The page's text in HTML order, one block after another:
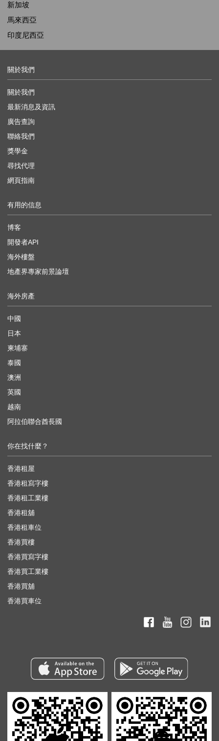
新加坡
馬來西亞
印度尼西亞
關於我們
關於我們
最新消息及資訊
廣告查詢
聯絡我們
獎學金
尋找代理
網頁指南
有用的信息
博客
開發者API
海外樓盤
地產界專家前景論壇
海外房產
中國
日本
柬埔寨
泰國
澳洲
英國
越南
阿拉伯聯合酋長國
你在找什麼？
香港租屋
香港租寫字樓
香港租工業樓
香港租舖
香港租車位
香港買樓
香港買寫字樓
香港買工業樓
香港買舖
香港買車位